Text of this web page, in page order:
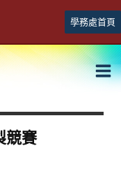
學務處首頁
競賽